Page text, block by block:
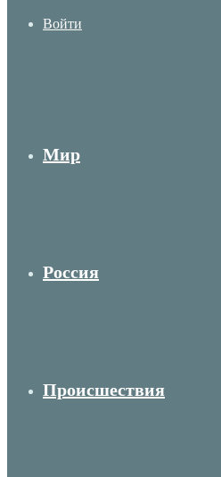
Войти
Мир
Россия
Происшествия